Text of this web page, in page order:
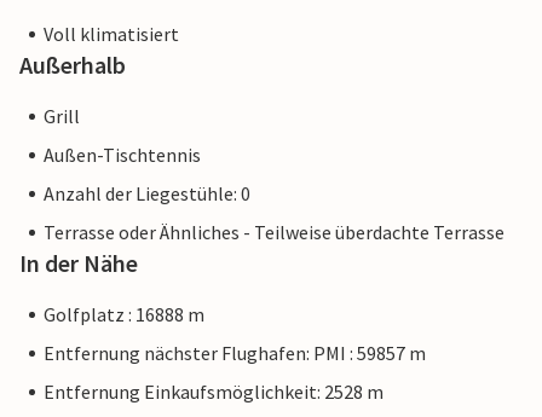
Voll klimatisiert
Außerhalb
Grill
Außen-Tischtennis
Anzahl der Liegestühle: 0
Terrasse oder Ähnliches - Teilweise überdachte Terrasse
In der Nähe
Golfplatz : 16888 m
Entfernung nächster Flughafen: PMI : 59857 m
Entfernung Einkaufsmöglichkeit: 2528 m